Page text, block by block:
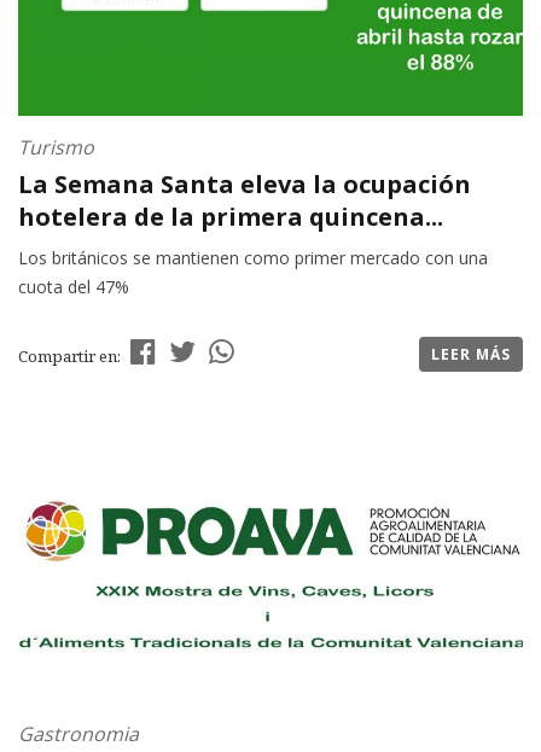
Turismo
La Semana Santa eleva la ocupación
hotelera de la primera quincena...
Los británicos se mantienen como primer mercado con una
cuota del 47%
Compartir en: LEER MÁS
Gastronomia